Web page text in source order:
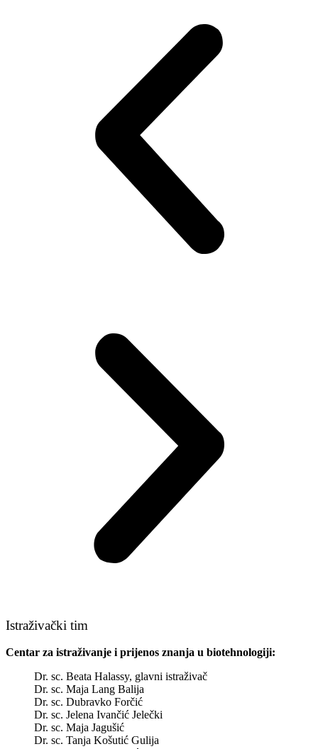
Istraživački tim
Centar za istraživanje i prijenos znanja u biotehnologiji:
Dr. sc. Beata Halassy, glavni istraživač
Dr. sc. Maja Lang Balija
Dr. sc. Dubravko Forčić
Dr. sc. Jelena Ivančić Jelečki
Dr. sc. Maja Jagušić
Dr. sc. Tanja Košutić Gulija